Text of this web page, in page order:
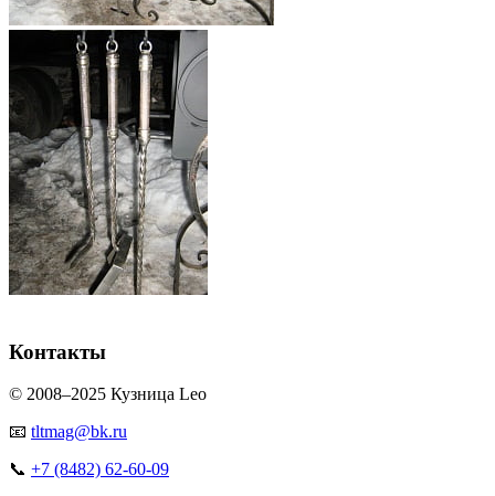
Контакты
© 2008–2025 Кузница Leo
📧 tltmag@bk.ru
📞 +7 (8482) 62-60-09